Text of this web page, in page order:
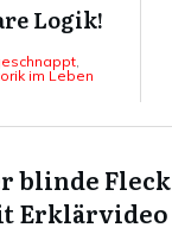
Logik!
,
im Leben
blinde Fleck
Erklärvideo